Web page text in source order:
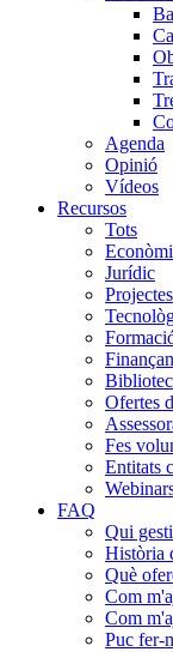
Agenda
Opinió
Vídeos
Recursos
Tots
Jurídic
Projectes
Ofertes
Fes
Entitats
FAQ
Qui
Història
Què
Com
Com
Puc fer-